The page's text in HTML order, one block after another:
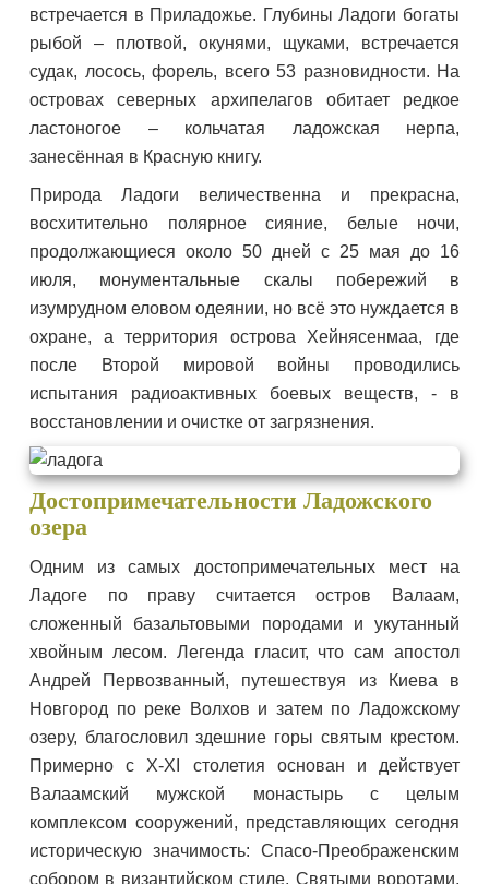
встречается в Приладожье. Глубины Ладоги богаты
рыбой – плотвой, окунями, щуками, встречается
судак, лосось, форель, всего 53 разновидности. На
островах северных архипелагов обитает редкое
ластоногое – кольчатая ладожская нерпа,
занесённая в Красную книгу.
Природа Ладоги величественна и прекрасна,
восхитительно полярное сияние, белые ночи,
продолжающиеся около 50 дней с 25 мая до 16
июля, монументальные скалы побережий в
изумрудном еловом одеянии, но всё это нуждается в
охране, а территория острова Хейнясенмаа, где
после Второй мировой войны проводились
испытания радиоактивных боевых веществ, - в
восстановлении и очистке от загрязнения.
Достопримечательности Ладожского
озера
Одним из самых достопримечательных мест на
Ладоге по праву считается остров Валаам,
сложенный базальтовыми породами и укутанный
хвойным лесом. Легенда гласит, что сам апостол
Андрей Первозванный, путешествуя из Киева в
Новгород по реке Волхов и затем по Ладожскому
озеру, благословил здешние горы святым крестом.
Примерно с X-XI столетия основан и действует
Валаамский мужской монастырь с целым
комплексом сооружений, представляющих сегодня
историческую значимость: Спасо-Преображенским
собором в византийском стиле, Святыми воротами,